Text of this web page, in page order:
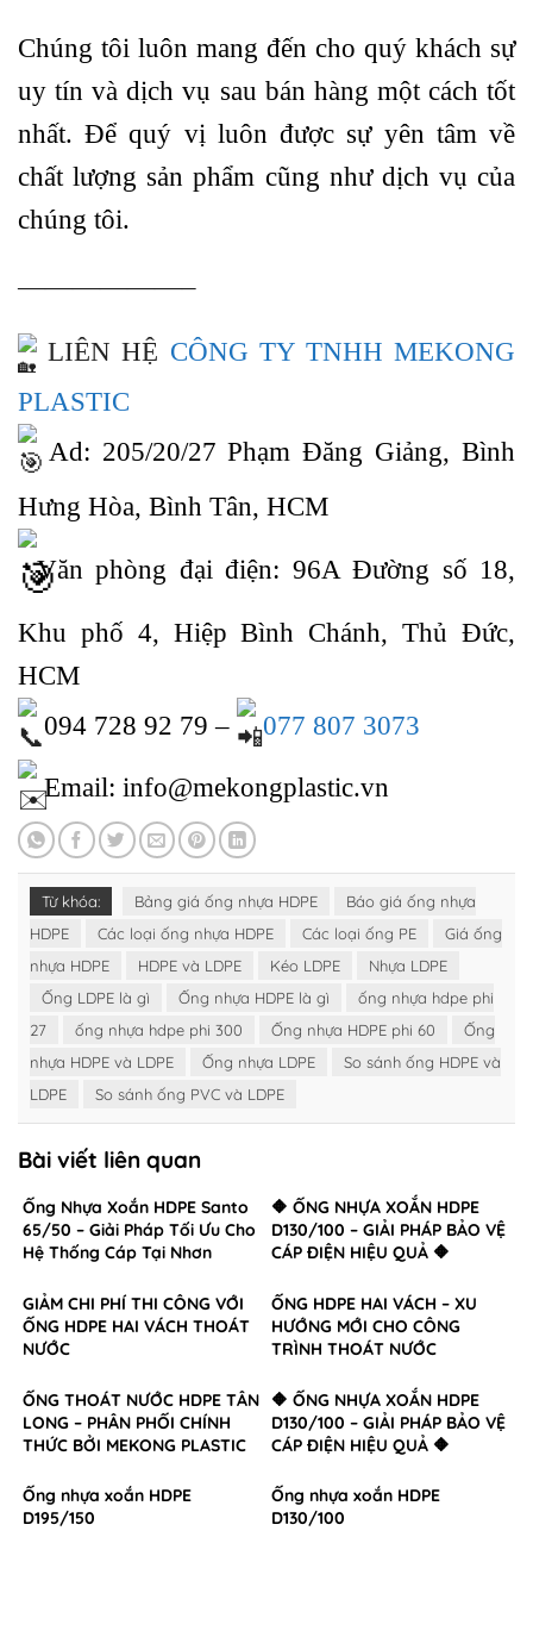
Chúng tôi luôn mang đến cho quý khách sự
uy tín và dịch vụ sau bán hàng một cách tốt
nhất. Để quý vị luôn được sự yên tâm về
chất lượng sản phẩm cũng như dịch vụ của
chúng tôi.
——————–
LIÊN HỆ CÔNG TY TNHH MEKONG
PLASTIC
Ad: 205/20/27 Phạm Đăng Giảng, Bình
Hưng Hòa, Bình Tân, HCM
Văn phòng đại điện: 96A Đường số 18,
Khu phố 4, Hiệp Bình Chánh, Thủ Đức,
HCM
094 728 92 79 –
077 807 3073
Email: info@mekongplastic.vn
Từ khóa: Bảng giá ống nhựa HDPE
Báo giá ống nhựa
HDPE
Các loại ống nhựa HDPE Các loại ống PE
Giá ống
nhựa HDPE
HDPE và LDPE Kéo LDPE
Nhựa LDPE
Ống LDPE là gì
Ống nhựa HDPE là gì
ống nhựa hdpe phi
27
ống nhựa hdpe phi 300 Ống nhựa HDPE phi 60
Ống
nhựa HDPE và LDPE
Ống nhựa LDPE
So sánh ống HDPE và
LDPE
So sánh ống PVC và LDPE
Bài viết liên quan
Ống Nhựa Xoắn HDPE Santo
65/50 – Giải Pháp Tối Ưu Cho
Hệ Thống Cáp Tại Nhơn
🔶 ỐNG NHỰA XOẮN HDPE
D130/100 – GIẢI PHÁP BẢO VỆ
CÁP ĐIỆN HIỆU QUẢ 🔶
GIẢM CHI PHÍ THI CÔNG VỚI
ỐNG HDPE HAI VÁCH THOÁT
NƯỚC
ỐNG HDPE HAI VÁCH – XU
HƯỚNG MỚI CHO CÔNG
TRÌNH THOÁT NƯỚC
ỐNG THOÁT NƯỚC HDPE TÂN
LONG – PHÂN PHỐI CHÍNH
THỨC BỞI MEKONG PLASTIC
🔶 ỐNG NHỰA XOẮN HDPE
D130/100 – GIẢI PHÁP BẢO VỆ
CÁP ĐIỆN HIỆU QUẢ 🔶
Ống nhựa xoắn HDPE
D195/150
Ống nhựa xoắn HDPE
D130/100